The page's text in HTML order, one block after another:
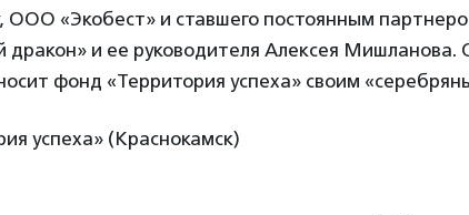
ООО «Экобест» и ставшего постоянным
дракон» и ее руководителя Алексея Мишланова.
фонд «Территория успеха» своим
успеха» (Краснокамск)